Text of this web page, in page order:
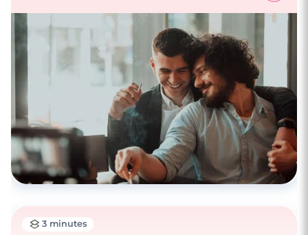
Rencontrer des célibataires gay à
Creutzwald
3 minutes